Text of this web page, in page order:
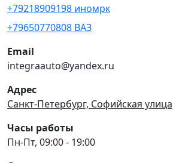
+79218909198 иномрк
+79650770808 ВАЗ
Email
integraauto@yandex.ru
Адрес
Санкт-Петербург, Софийская
Часы работы
Пн-Пт, 09:00 - 19:00